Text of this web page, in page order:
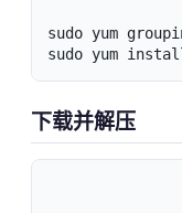
sudo yum
sudo yum
下载并解压